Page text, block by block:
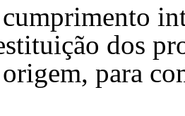
dos
para